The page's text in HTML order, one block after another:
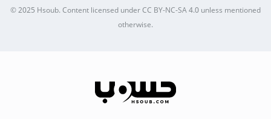
© 2025Hsoub.Content licensed underCC BY-NC-SA 4.0unless mentioned
otherwise.